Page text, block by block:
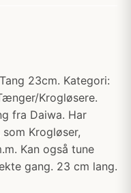
23cm. Kategori:
Krogløsere.
fra Daiwa. Har
Krogløser,
Kan også tune
gang. 23 cm lang.